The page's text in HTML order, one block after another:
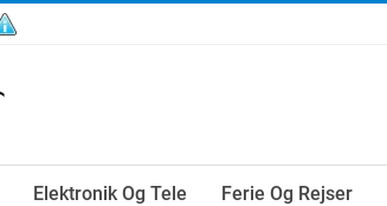
Elektronik Og Tele Ferie Og Rejser